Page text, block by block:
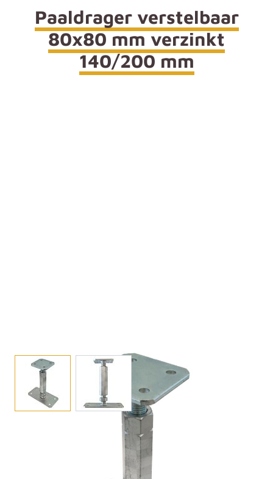
Paaldrager verstelbaar
80x80 mm verzinkt
140/200 mm
Onze paaldrager is van sterk verzinkt staal met
afmetingen van 80x80 mm. Deze metalen paaldrager
is alleen geschikt voor lichtgewicht constructies. Deze
drager voorkomt het rotten van uw tuinpalen doordat